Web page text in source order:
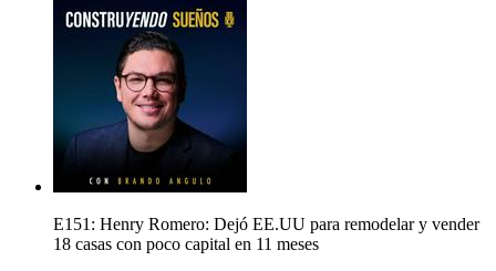
E151: Henry Romero: Dejó EE.UU para remodelar y vender
18 casas con poco capital en 11 meses